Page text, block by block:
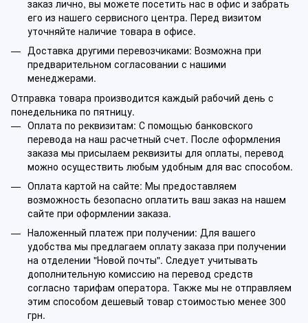
заказ лично, вы можете посетить нас в офис и забрать
его из нашего сервисного центра. Перед визитом
уточняйте наличие товара в офисе.
Доставка другими перевозчиками: Возможна при
предварительном согласовании с нашими
менеджерами.
Отправка товара производится каждый рабочий день с
понедельника по пятницу.
Оплата по реквизитам: С помощью банковского
перевода на наш расчетный счет. После оформления
заказа мы присылаем реквизиты для оплаты, перевод
можно осуществить любым удобным для вас способом.
Оплата картой на сайте: Мы предоставляем
возможность безопасно оплатить ваш заказ на нашем
сайте при оформлении заказа.
Наложенный платеж при получении: Для вашего
удобства мы предлагаем оплату заказа при получении
на отделении "Новой почты". Следует учитывать
дополнительную комиссию на перевод средств
согласно тарифам оператора. Также мы не отправляем
этим способом дешевый товар стоимостью менее 300
грн.